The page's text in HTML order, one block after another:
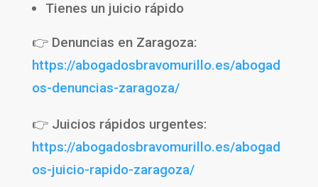
Tienes un juicio rápido
👉 Denuncias en Zaragoza:
https://abogadosbravomurillo.es/abogad
os-denuncias-zaragoza/
👉 Juicios rápidos urgentes:
https://abogadosbravomurillo.es/abogad
os-juicio-rapido-zaragoza/